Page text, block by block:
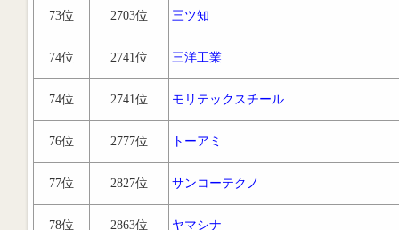
73位 2703位 三ツ知
74位 2741位 三洋工業
74位 2741位 モリテックスチール
76位 2777位 トーアミ
77位 2827位 サンコーテクノ
78位 2863位 ヤマシナ